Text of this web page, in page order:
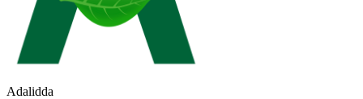
Adalidda